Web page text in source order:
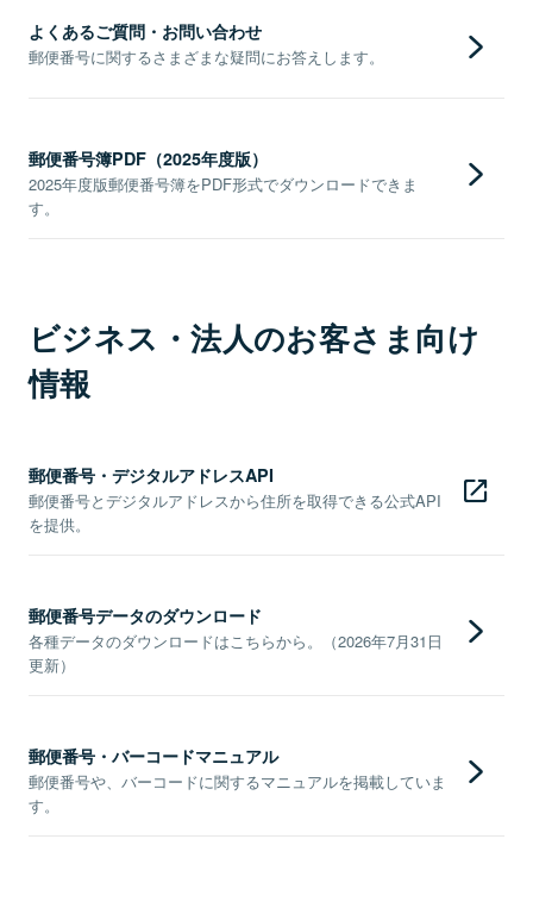
よくあるご質問・お問い合わせ
郵便番号に関するさまざまな疑問にお答えします。
郵便番号簿PDF（2025年度版）
2025年度版郵便番号簿をPDF形式でダウンロードできま
す。
ビジネス・法人のお客さま向け
情報
郵便番号・デジタルアドレスAPI
郵便番号とデジタルアドレスから住所を取得できる公式API
を提供。
郵便番号データのダウンロード
各種データのダウンロードはこちらから。（2026年7月31日
更新）
郵便番号・バーコードマニュアル
郵便番号や、バーコードに関するマニュアルを掲載していま
す。